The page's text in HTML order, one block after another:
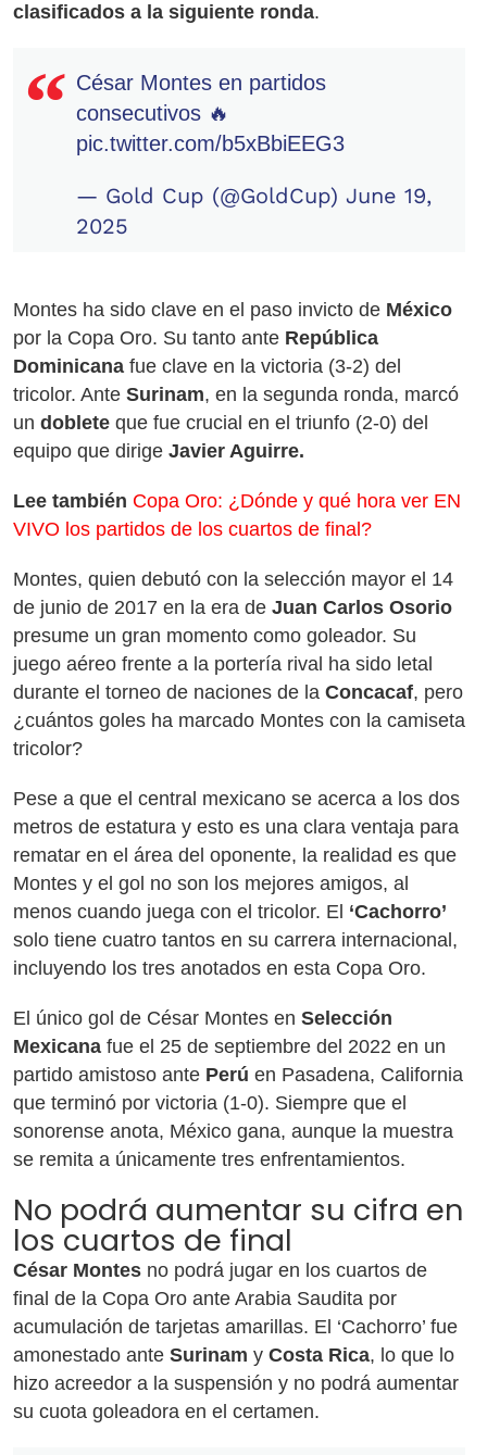
clasificados a la siguiente ronda.
César Montes en partidos
consecutivos 🔥
pic.twitter.com/b5xBbiEEG3
— Gold Cup (@GoldCup) June 19,
2025
Montes ha sido clave en el paso invicto de México
por la Copa Oro. Su tanto ante República
Dominicana fue clave en la victoria (3-2) del
tricolor. Ante Surinam, en la segunda ronda, marcó
un doblete que fue crucial en el triunfo (2-0) del
equipo que dirige Javier Aguirre.
Lee también Copa Oro: ¿Dónde y qué hora ver EN
VIVO los partidos de los cuartos de final?
Montes, quien debutó con la selección mayor el 14
de junio de 2017 en la era de Juan Carlos Osorio
presume un gran momento como goleador. Su
juego aéreo frente a la portería rival ha sido letal
durante el torneo de naciones de la Concacaf, pero
¿cuántos goles ha marcado Montes con la camiseta
tricolor?
Pese a que el central mexicano se acerca a los dos
metros de estatura y esto es una clara ventaja para
rematar en el área del oponente, la realidad es que
Montes y el gol no son los mejores amigos, al
menos cuando juega con el tricolor. El ‘Cachorro’
solo tiene cuatro tantos en su carrera internacional,
incluyendo los tres anotados en esta Copa Oro.
El único gol de César Montes en Selección
Mexicana fue el 25 de septiembre del 2022 en un
partido amistoso ante Perú en Pasadena, California
que terminó por victoria (1-0). Siempre que el
sonorense anota, México gana, aunque la muestra
se remita a únicamente tres enfrentamientos.
No podrá aumentar su cifra en
los cuartos de final
César Montes no podrá jugar en los cuartos de
final de la Copa Oro ante Arabia Saudita por
acumulación de tarjetas amarillas. El ‘Cachorro’ fue
amonestado ante Surinam y Costa Rica, lo que lo
hizo acreedor a la suspensión y no podrá aumentar
su cuota goleadora en el certamen.